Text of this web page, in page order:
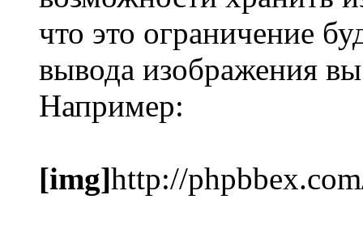
что это ограничение
вывода изображения
Например:
[img]http://